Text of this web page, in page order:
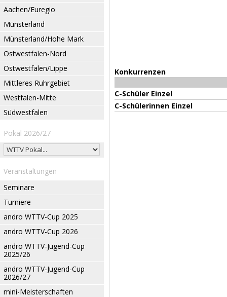
Aachen/Euregio
Münsterland
Münsterland/Hohe Mark
Ostwestfalen-Nord
Ostwestfalen/Lippe
Mittleres Ruhrgebiet
Westfalen-Mitte
Südwestfalen
Pokal 2026/27
Veranstaltungen
Seminare
Turniere
andro WTTV-Cup 2025
andro WTTV-Cup 2026
andro WTTV-Jugend-Cup
2025/26
andro WTTV-Jugend-Cup
2026/27
mini-Meisterschaften
Konkurrenzen
C-Schüler Einzel
C-Schülerinnen Einzel